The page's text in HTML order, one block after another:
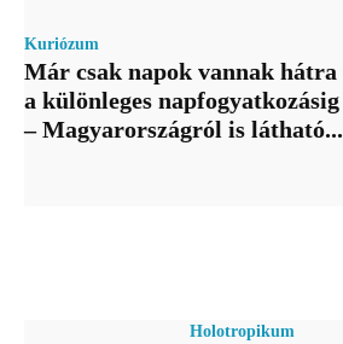
Kuriózum
Már csak napok vannak hátra
a különleges napfogyatkozásig
– Magyarországról is látható...
Holotropikum